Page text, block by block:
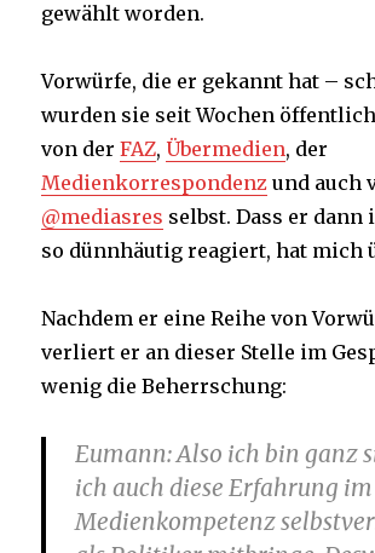
gewählt worden.
Vorwürfe, die er gekannt hat –
wurden sie seit Wochen
von derFAZ, Übermedien, der
Medienkorrespondenz und auch
@mediasres selbst. Dass er
so dünnhäutig reagiert, hat mich
Nachdem er eine Reihe von
verliert er an dieser Stelle im
wenig die Beherrschung:
Eumann: Also ich bin ganz
ich auch diese Erfahrung
Medienkompetenz